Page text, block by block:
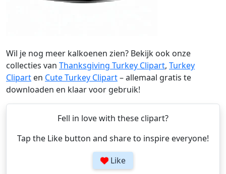
Wil je nog meer kalkoenen zien? Bekijk ook onze
collecties van Thanksgiving Turkey Clipart, Turkey
Clipart en Cute Turkey Clipart– allemaal gratis te
downloaden en klaar voor gebruik!
Fell in love with these clipart?
Tap the Like button and share to inspire everyone!
Like